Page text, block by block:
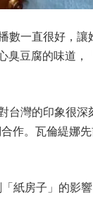
數一直很好，
臭豆腐的味道，
灣的印象很深
作。瓦倫緹娜
紙房子」的影